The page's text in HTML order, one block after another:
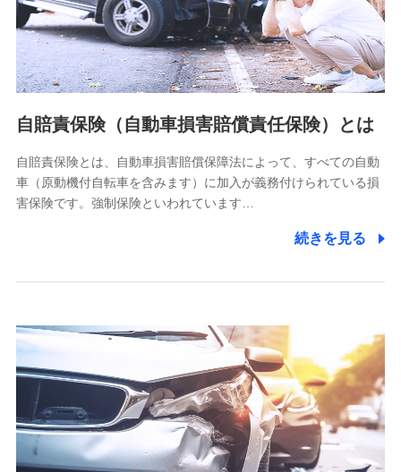
ネット日本橋ビル 3F
株式会社ドコモ・インシュアランス
個人情報の第三者提供について
除き、第三者に提供いたしません。
業務の委託
当社は利用目的の達成に必要な範囲内において個人情報の取
【共同して利用される利用データの項目】
当社又は株式会社NTTドコモがサービス提供等を通じて取得
した、以下の情報などの個人データ
基本情報
氏名、電話番号、メールアドレス、お客さまの識別子、
属性、連絡先、dポイントサービスのご利用に関する情
自賠責保険（自動車損害賠償責任保険）とは
自賠責保険とは、自動車損害賠償保障法によって、すべての自動
車（原動機付自転車を含みます）に加入が義務付けられている損
害保険です。強制保険といわれています…
続きを見る